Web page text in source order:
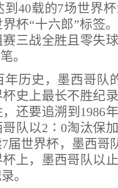
到40载的7场世界
杯“十六郎”标签
赛三战全胜且零失
。
历史，墨西哥队
史上最长不胜纪
还要追溯到1986
队以2∶0淘汰保
届世界杯，墨西哥
上，墨西哥队以
。